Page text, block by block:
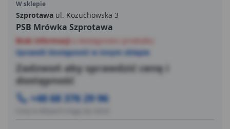
podłodze, jak i na ścianie.
W sklepie
Szprotawa ul. Kożuchowska 3
PSB Mrówka Szprotawa
Brak informacji
Sprawdź dostępność w innym sklepie
Zadzwoń aby sprawdzić cenę i
dostępność
+48 68 376 29 96